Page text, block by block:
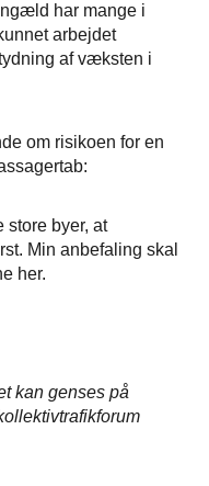
har mange i
arbejdet
af væksten i
om risikoen for en
store byer, at
Min anbefaling skal
her.
kan genses på